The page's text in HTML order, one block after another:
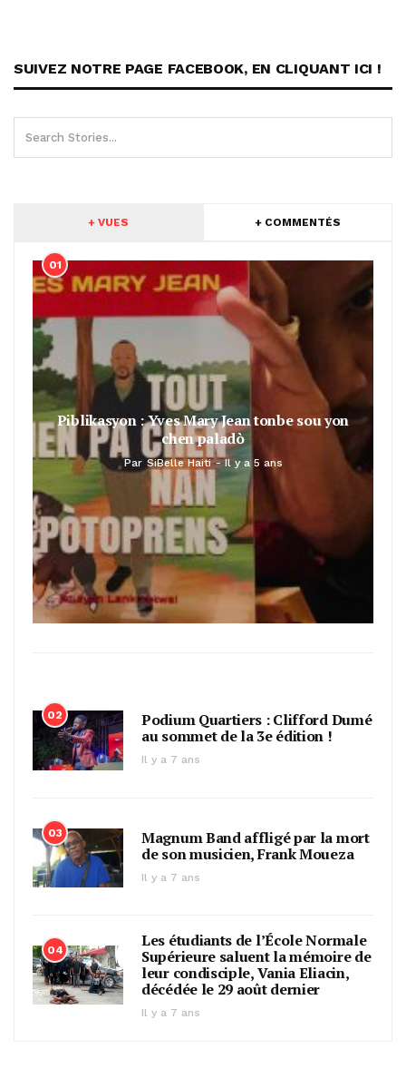
SUIVEZ NOTRE PAGE FACEBOOK, EN CLIQUANT ICI !
+ VUES + COMMENTÉS
01
Piblikasyon : Yves Mary Jean tonbe sou yon
chen paladò
Par SiBelle Haiti Il y a 5 ans
02
Podium Quartiers : Clifford Dumé
au sommet de la 3e édition !
Il y a 7 ans
03
Magnum Band affligé par la mort
de son musicien, Frank Moueza
Il y a 7 ans
04
Les étudiants de l’École Normale
Supérieure saluent la mémoire de
leur condisciple, Vania Eliacin,
décédée le 29 août dernier
Il y a 7 ans